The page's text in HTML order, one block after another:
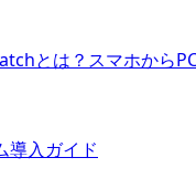
とは？スマホから
導入ガイド